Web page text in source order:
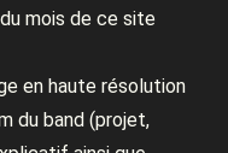
mois de ce site
en haute résolution
du band (projet,